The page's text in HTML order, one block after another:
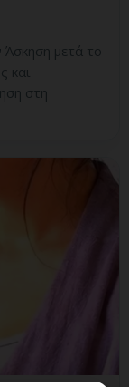
μετά το
και
στη